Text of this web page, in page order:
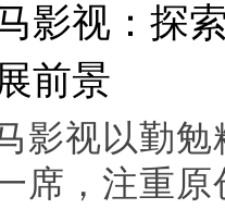
影视：探
前景
影视以勤
席，注重